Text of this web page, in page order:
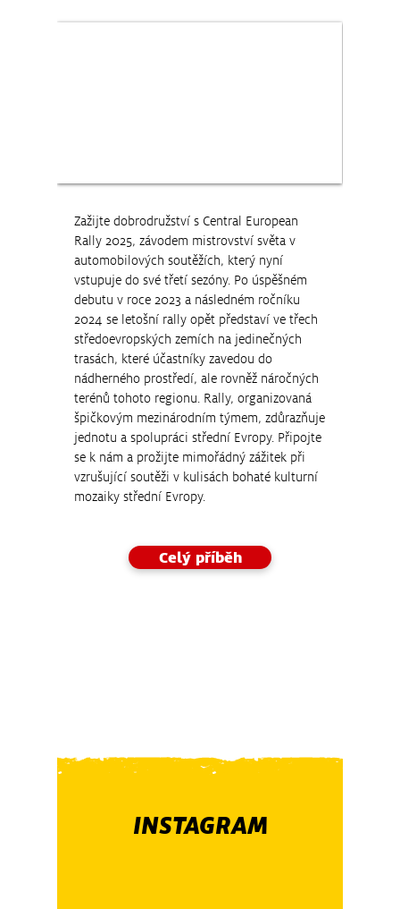
Zažijte dobrodružství s Central European
Rally 2025, závodem mistrovství světa v
automobilových soutěžích, který nyní
vstupuje do své třetí sezóny. Po úspěšném
debutu v roce 2023 a následném ročníku
2024 se letošní rally opět představí ve třech
středoevropských zemích na jedinečných
trasách, které účastníky zavedou do
nádherného prostředí, ale rovněž náročných
terénů tohoto regionu. Rally, organizovaná
špičkovým mezinárodním týmem, zdůrazňuje
jednotu a spolupráci střední Evropy. Připojte
se k nám a prožijte mimořádný zážitek při
vzrušující soutěži v kulisách bohaté kulturní
mozaiky střední Evropy.
Celý příběh
INSTAGRAM